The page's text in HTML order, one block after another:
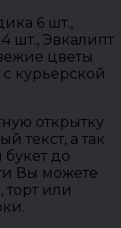
6 шт.,
шт., Эвкалипт
цветы
курьерской
открытку
текст, а так
до
Вы можете
торт или